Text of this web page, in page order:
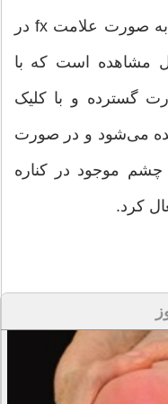
این جلوه‌های ویژه پس از اعمال به صورت علامت fx در
مشاهده است که با
گسترده و با کلیک
می‌‌شود و در صورت
چشم موجود در کناره
کرد.